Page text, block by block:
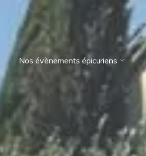
Nos évènements épicuriens